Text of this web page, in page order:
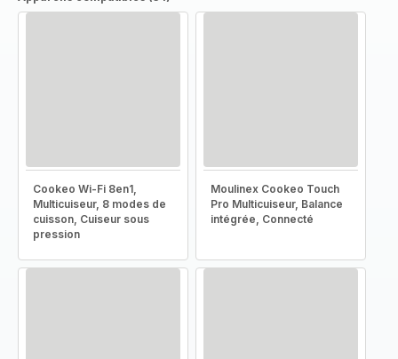
Cookeo Wi-Fi 8en1,
Multicuiseur, 8 modes de
cuisson, Cuiseur sous
pression
Moulinex Cookeo Touch
Pro Multicuiseur, Balance
intégrée, Connecté